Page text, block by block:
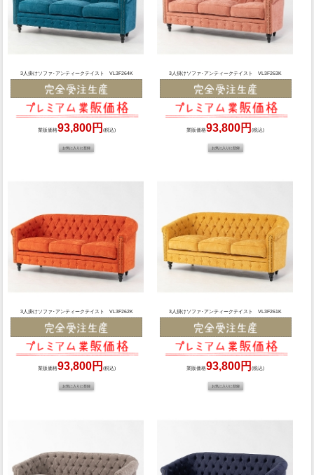
3人掛けソファ･アンティークテイスト VL3F264K
業販価格93,800円 (税込)
3人掛けソファ･アンティークテイスト VL3F263K
業販価格93,800円(税込)
3人掛けソファ･アンティークテイスト VL3F262K
業販価格93,800円 (税込)
3人掛けソファ･アンティークテイスト VL3F261K
業販価格93,800円(税込)